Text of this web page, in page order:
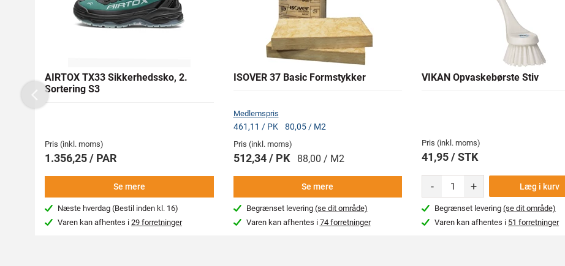
AIRTOX TX33 Sikkerhedssko, 2.
Sortering S3
Pris (inkl. moms)
1.356,25 / PAR
Se mere
Næste hverdag (Bestil inden kl. 16)
Varen kan afhentes i29 forretninger
ISOVER 37 Basic Formstykker
Medlemspris
461,11 / PK 80,05 / M2
Pris (inkl. moms)
512,34 / PK 88,00 / M2
Se mere
Begrænset levering (se dit område)
Varen kan afhentes i 74 forretninger
VIKAN Opvaskebørste Stiv
Pris (inkl. moms)
41,95 / STK
- + Læg i kurv
Begrænset levering(se dit område)
Varen kan afhentes i 51 forretninger
Previous